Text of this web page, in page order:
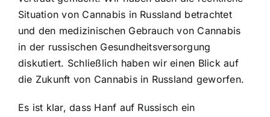
Situation von Cannabis in Russland betrachtet
und den medizinischen Gebrauch von Cannabis
in der russischen Gesundheitsversorgung
diskutiert. Schließlich haben wir einen Blick auf
die Zukunft von Cannabis in Russland geworfen.
Es ist klar, dass Hanf auf Russisch ein